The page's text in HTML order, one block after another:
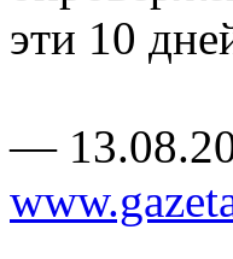
эти 10
—